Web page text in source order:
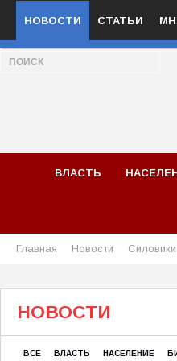
НОВОСТИ СТАТЬИ
ВЛАСТЬ
Главная Новости Силовики
НОВОСТИ
ВСЕ ВЛАСТЬ НАСЕЛЕНИЕ